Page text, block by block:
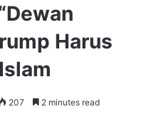
Harus
207 2 minutes read